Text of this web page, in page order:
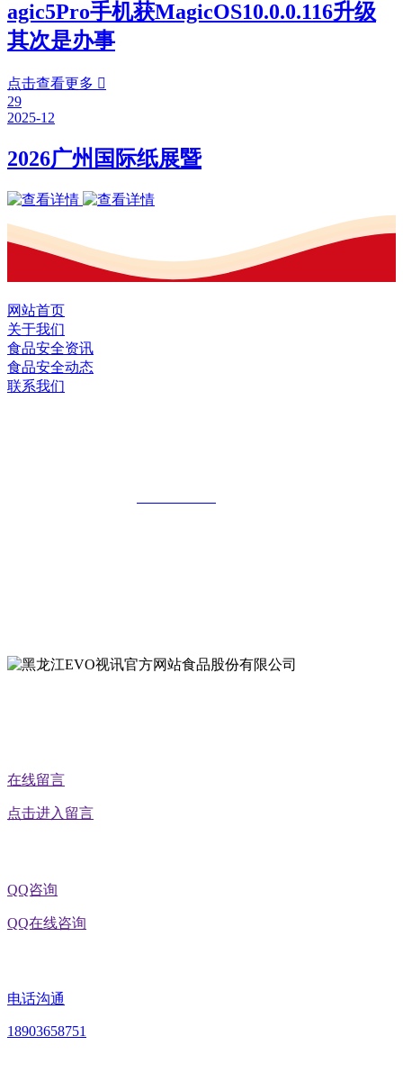
agic5Pro手机获MagicOS10.0.0.116升级
其次是办事
点击查看更多 
29
2025-12
2026广州国际纸展暨
网站首页
关于我们
食品安全资讯
食品安全动态
联系我们
在线留言
点击进入留言
QQ咨询
QQ在线咨询
电话沟通
18903658751